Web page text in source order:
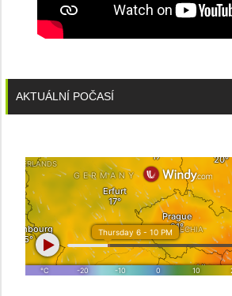
AKTUÁLNÍ POČASÍ